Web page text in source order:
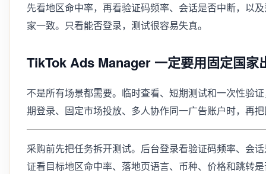
先看地区命中率，再看验证码频率、会话是否中断，以
家一致。只看能否登录，测试很容易失真。
TikTok Ads Manager 一定要用固定国家
不是所有场景都需要。临时查看、短期测试和一次性验
期登录、固定市场投放、多人协作同一广告账户时，再
采购前先把任务拆开测试。后台登录看验证码频率、会
证看目标地区命中率、落地页语言、币种、价格和跳转